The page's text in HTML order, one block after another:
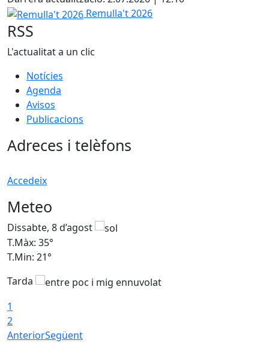
Remulla't 2026
Remulla't 2026
RSS
L'actualitat a un clic
Notícies
Agenda
Avisos
Publicacions
Adreces i telèfons
Accedeix
Meteo
Dissabte, 8 d’agost
T.Màx: 35°
T.Min: 21°
Tarda
1
2
AnteriorSegüent